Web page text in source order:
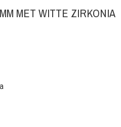
MET WITTE ZIRKONIA